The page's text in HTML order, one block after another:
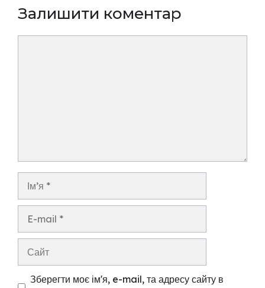
Залишити коментар
Зберегти моє ім'я, e-mail, та адресу сайту в